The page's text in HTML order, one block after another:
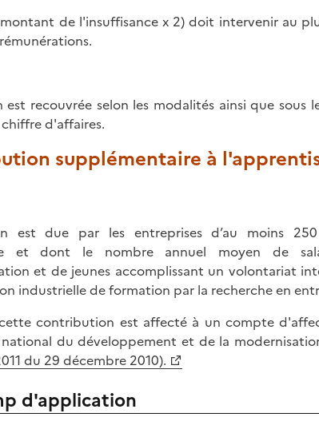
de l'insuffisance x 2) doit intervenir au
recouvrée selon les modalités ainsi que sous
d'affaires.
supplémentaire à
est due par les entreprises d’au moins
et dont le nombre annuel moyen de
et de jeunes accomplissant un volontariat
industrielle de formation par la recherche en
contribution est affecté à un compte
du développement et de la
du 29 décembre 2010).
d'application